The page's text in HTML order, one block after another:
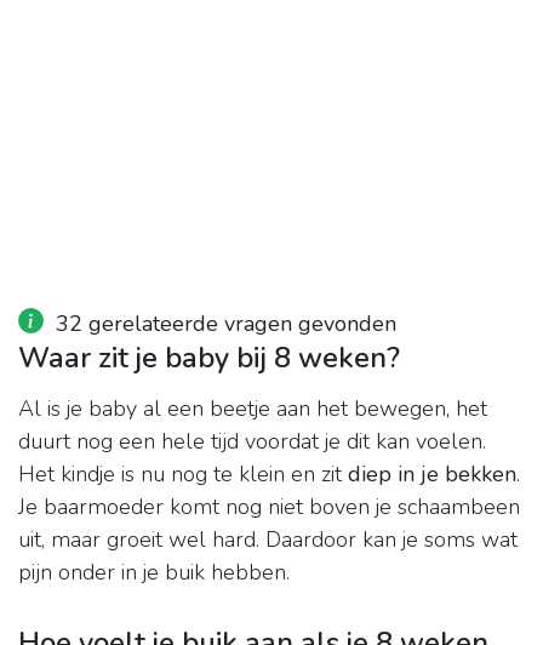
32 gerelateerde vragen gevonden
Waar zit je baby bij 8 weken?
Al is je baby al een beetje aan het bewegen, het
duurt nog een hele tijd voordat je dit kan voelen.
Het kindje is nu nog te klein en zitdiep in je bekken.
Je baarmoeder komt nog niet boven je schaambeen
uit, maar groeit wel hard. Daardoor kan je soms wat
pijn onder in je buik hebben.